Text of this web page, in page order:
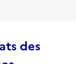
des